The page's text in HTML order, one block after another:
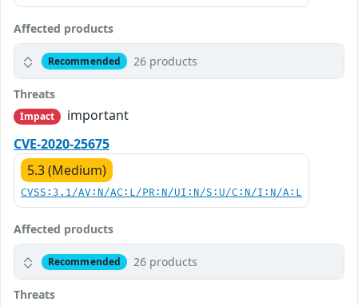
Affected products
Recommended 26 products
Threats
Impact
important
CVE-2020-25675
5.3 (Medium)
CVSS:3.1/AV:N/AC:L/PR:N/UI:N/S:U/C:N/I:N/A:L
Affected products
Recommended 26 products
Threats